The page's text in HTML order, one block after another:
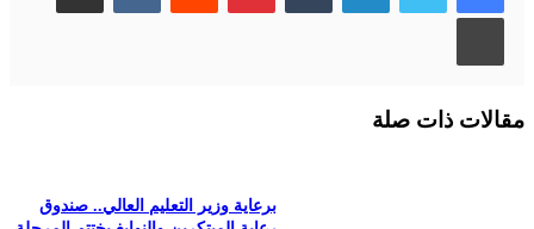
طباعة
مقالات ذات صلة
برعاية وزير التعليم العالي.. صندوق